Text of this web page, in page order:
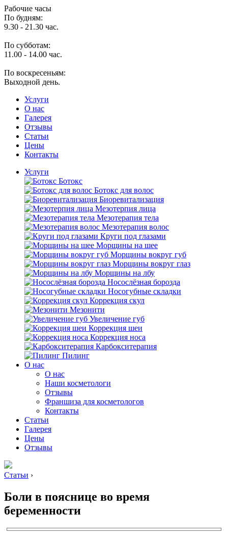
Рабочие часы
По будням:
9.30 - 21.30 час.
По субботам:
11.00 - 14.00 час.
По воскресеньям:
Выходной день.
Услуги
O нас
Галерея
Отзывы
Статьи
Цены
Контакты
Услуги
Ботокс
Ботокс для волос
Биоревитализация
Мезотерпия лица
Мезотерапия тела
Мезотерапия волос
Круги под глазами
Морщины на шее
Морщины вокруг губ
Морщины вокруг глаз
Морщины на лбу
Носослёзная борозда
Носогубные складки
Коррекция скул
Мезонити
Увеличение губ
Коррекция шеи
Коррекция носа
Карбокситерапия
Пилинг
O нас
O нас
Наши косметологи
Отзывы
Франшиза для косметологов
Контакты
Статьи
Галерея
Цены
Отзывы
Статьи ›
Боли в пояснице во время
беременности